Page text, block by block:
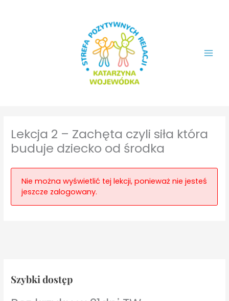
Szybki dostęp
Lekcja 2 – Zachęta czyli siła która
buduje dziecko od środka
Nie można wyświetlić tej lekcji, ponieważ nie jesteś
jeszcze zalogowany.